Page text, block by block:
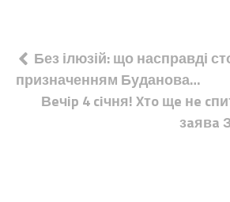
Навігація
записів
Без ілюзій: що насправді
призначенням Буданова…
Вeчip 4 ciчня! Xтo щe нe
зaявa